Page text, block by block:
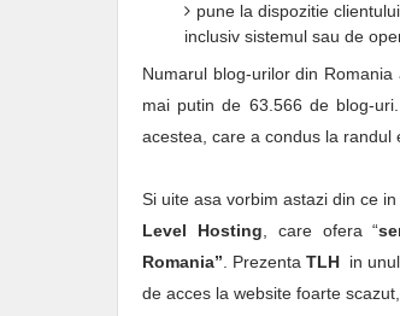
pune la dispozitie
inclusiv sistemul sau de
Numarul blog-urilor din
mai putin de 63.566 de blog-
acestea, care a condus la randul
Si uite asa vorbim astazi din ce
Level Hosting , care ofera “
Romania” . PrezentaTLH in
de acces la website foarte